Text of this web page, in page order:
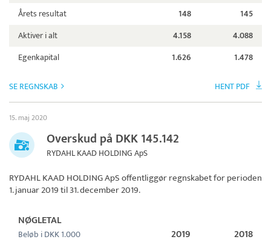
Årets resultat
148
145
Aktiver i alt
4.158
4.088
Egenkapital
1.626 1.478
SE REGNSKAB HENT PDF
15. maj 2020
Overskud på DKK 145.142
RYDAHL KAAD HOLDING ApS
RYDAHL KAAD HOLDING ApSoffentliggør regnskabet for perioden
1. januar 2019 til 31. december 2019.
NØGLETAL
Beløb i DKK 1.000 2019 2018